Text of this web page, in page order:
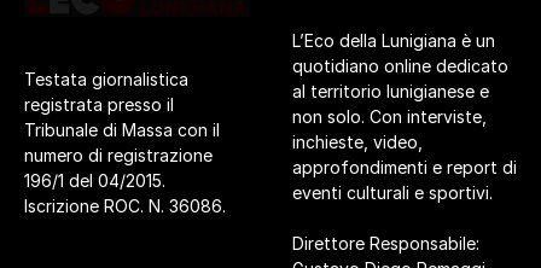
Testata giornalistica
registrata presso il
Tribunale di Massa con il
numero di registrazione
196/1 del 04/2015.
Iscrizione ROC. N. 36086.
L’Eco della Lunigiana è un
quotidiano online dedicato
al territorio lunigianese e
non solo. Con interviste,
inchieste, video,
approfondimenti e report di
eventi culturali e sportivi.
Direttore Responsabile: